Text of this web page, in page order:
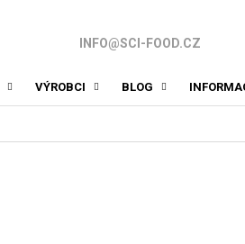
INFO@SCI-FOOD.CZ
VÝROBCI BLOG